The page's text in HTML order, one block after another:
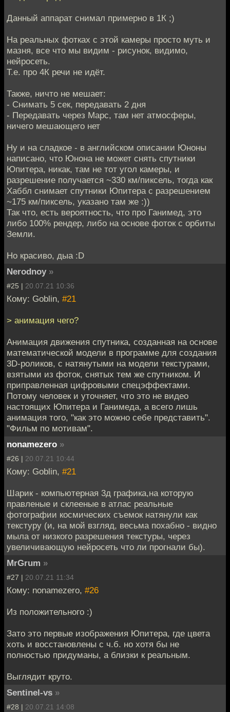
Данный аппарат снимал примерно в 1К ;)
На реальных фотках с этой камеры просто муть и
мазня, все что мы видим - рисунок, видимо,
нейросеть.
Т.е. про 4К речи не идёт.
Также, ничто не мешает:
- Снимать 5 сек, передавать 2 дня
- Передавать через Марс, там нет атмосферы,
ничего мешающего нет
Ну и на сладкое - в английском описании Юноны
написано, что Юнона не может снять спутники
Юпитера, никак, там не тот угол камеры, и
разрешение получается ~330 км/пиксель, тогда как
Хаббл снимает спутники Юпитера с разрешением
~175 км/пиксель, указано там же :))
Так что, есть вероятность, что про Ганимед, это
либо 100% рендер, либо на основе фоток с орбиты
Земли.
Но красиво, дыа :D
Nerodnoy »
#25 | 20.07.21 10:36
Кому: Goblin, #21
> анимация чего?
Анимация движения спутника, созданная на основе
математической модели в программе для создания
3D-роликов, с натянутыми на модели текстурами,
взятыми из фоток, снятых тем же спутником. И
приправленная цифровыми спецэффектами.
Потому человек и уточняет, что это не видео
настоящих Юпитера и Ганимеда, а всего лишь
анимация того, "как это можно себе представить".
"Фильм по мотивам".
nonamezero »
#26 | 20.07.21 10:44
Кому: Goblin, #21
Шарик - компьютерная 3д графика,на которую
правленые и склееные в атлас реальные
фотографии космических съемок натянули как
текстуру (и, на мой взгляд, весьма похабно - видно
мыла от низкого разрешения текстуры, через
увеличивающую нейросеть что ли прогнали бы).
MrGrum »
#27 | 20.07.21 11:34
Кому: nonamezero, #26
Из положительного :)
Зато это первые изображения Юпитера, где цвета
хоть и восстановлены с ч.б. но хотя бы не
полностью придуманы, а близки к реальным.
Выглядит круто.
Sentinel-vs »
#28 | 20.07.21 14:08